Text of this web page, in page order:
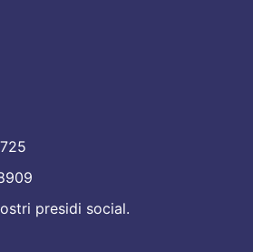
presidi social.